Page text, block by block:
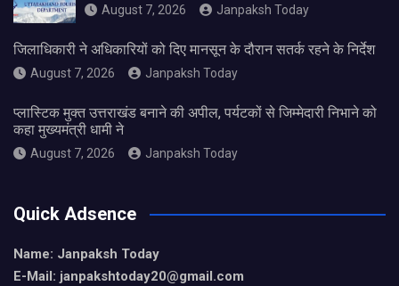
August 7, 2026 Janpaksh Today
जिलाधिकारी ने अधिकारियों को दिए मानसून के दौरान सतर्क रहने के निर्देश
August 7, 2026 Janpaksh Today
प्लास्टिक मुक्त उत्तराखंड बनाने की अपील, पर्यटकों से जिम्मेदारी निभाने को
कहा मुख्यमंत्री धामी ने
August 7, 2026 Janpaksh Today
Quick Adsence
Name: Janpaksh Today
E-Mail: janpakshtoday20@gmail.com